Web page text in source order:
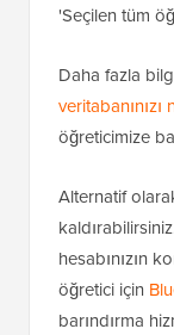
'Seçilen tüm
Daha fazla
öğreticimize
Alternatif
hesabınızın
öğretici için
barındırma